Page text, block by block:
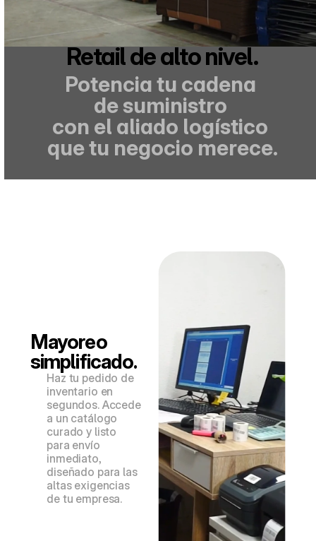
Retail de alto nivel.
Potencia tu cadena
de suministro
con el aliado logístico
que tu negocio merece.
Mayoreo
simplificado.
Haz tu pedido de
inventario en
segundos. Accede
a un catálogo
curado y listo
para envío
inmediato,
diseñado para las
altas exigencias
de tu empresa.